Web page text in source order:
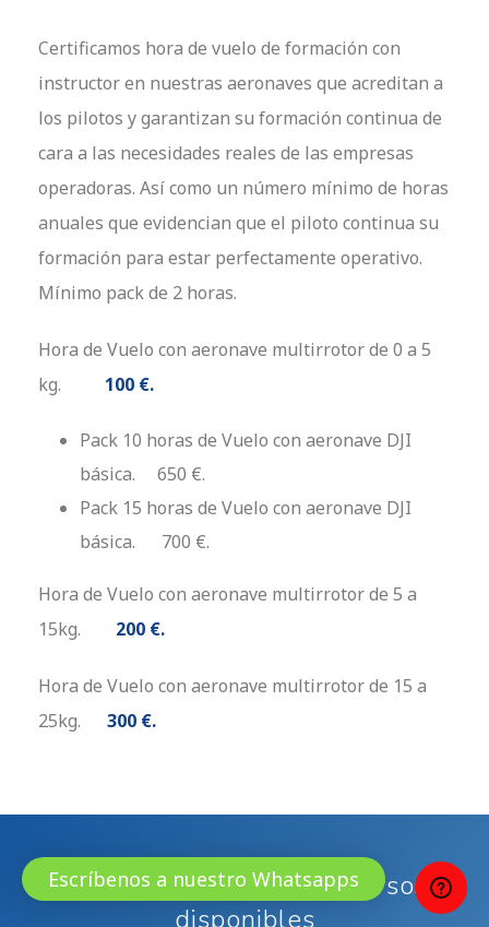
Certificamos hora de vuelo de formación con
instructor en nuestras aeronaves que acreditan a
los pilotos y garantizan su formación continua de
cara a las necesidades reales de las empresas
operadoras. Así como un número mínimo de horas
anuales que evidencian que el piloto continua su
formación para estar perfectamente operativo.
Mínimo pack de 2 horas.
Hora de Vuelo con aeronave multirrotor de 0 a 5
kg. 100 €.
Pack 10 horas de Vuelo con aeronave DJI
básica. 650 €.
Pack 15 horas de Vuelo con aeronave DJI
básica. 700 €.
Hora de Vuelo con aeronave multirrotor de 5 a
15kg. 200 €.
​Hora de Vuelo con aeronave multirrotor de 15 a
25kg. 300 €.
Conoce todos nuestros cursos
disponibles
Escríbenos a nuestro Whatsapps